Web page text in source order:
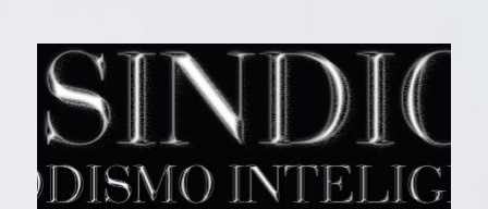
EL SINDICAL
Periodismo Inteligente